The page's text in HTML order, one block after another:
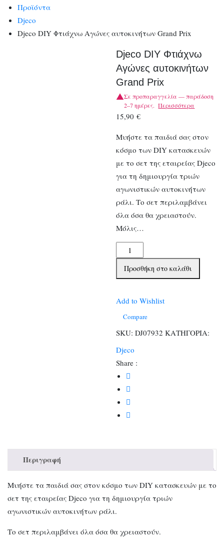
Προϊόντα
Djeco
Djeco DIY Φτιάχνω Αγώνες αυτοκινήτων Grand Prix
Djeco DIY Φτιάχνω
Αγώνες αυτοκινήτων
Grand Prix
Σε προπαραγγελία — παράδοση
2–7 ημέρες. Περισσότερα
15,90€
Μυήστε τα παιδιά σας στον
κόσμο των DIY κατασκευών
με το σετ της εταιρείας Djeco
για τη δημιουργία τριών
αγωνιστικών αυτοκινήτων
ράλι. Το σετ περιλαμβάνει
όλα όσα θα χρειαστούν.
Μόλις…
Djeco
DIY
Φτιάχνω
αυτοκινήτων
Grand
Προσθήκη στο καλάθι
Add to Wishlist
Compare
SKU: DJ07932 ΚΑΤΗΓΟΡΙΑ:
Djeco
Share :
Περιγραφή
Μυήστε τα παιδιά σας στον κόσμο των DIY κατασκευών με το
σετ της εταιρείας Djeco για τη δημιουργία τριών
αγωνιστικών αυτοκινήτων ράλι.
Το σετ περιλαμβάνει όλα όσα θα χρειαστούν.